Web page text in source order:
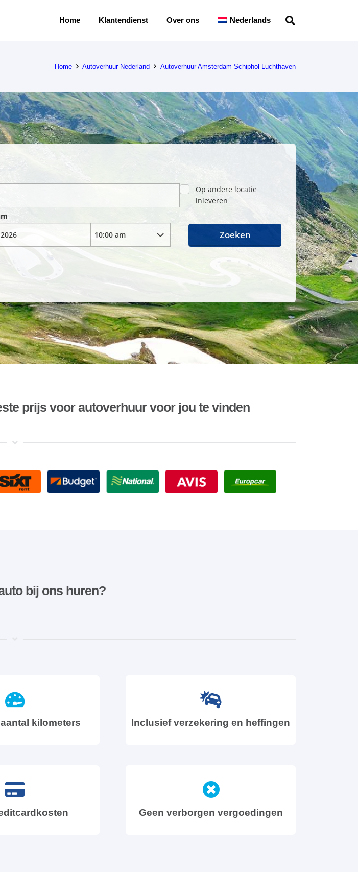
Home Klantendienst Over ons Nederlands
Home Autoverhuur Nederland Autoverhuur Amsterdam Schiphol Luchthaven
Op andere locatie
inleveren
Zoeken
prijs voor autoverhuur voor jou te vinden
bij ons huren?
kilometers Inclusief verzekering en heffingen
Geen verborgen vergoedingen